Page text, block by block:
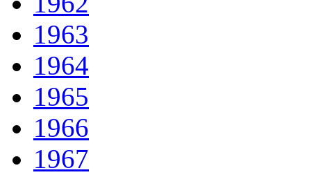
1963
1964
1965
1966
1967